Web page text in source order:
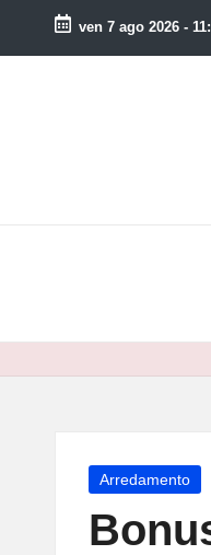
Skip
ven 7 ago 2026 -
Posted
Arredamento